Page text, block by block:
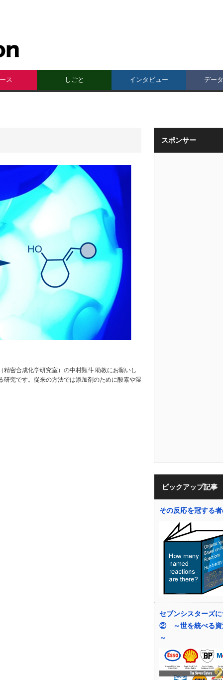
ス しごと インタビュー デー
密合成化学研究室）の中村顕斗 助教にお願いし
究です。従来の方法では添加剤のために酸素や湿
スポンサー
ピックアップ記事
その反応を冠する
セブンシスターズ
② ～世を統べる資
～